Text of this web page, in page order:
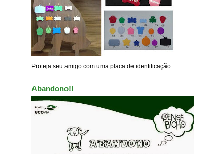
Proteja seu amigo com uma placa de identificação
Abandono!!